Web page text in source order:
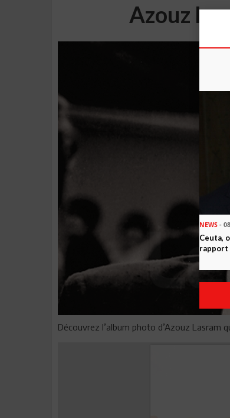
Azouz
Découvrez l’album photo d’Azouz Lasram
NEWS -
Ceuta,
rapport